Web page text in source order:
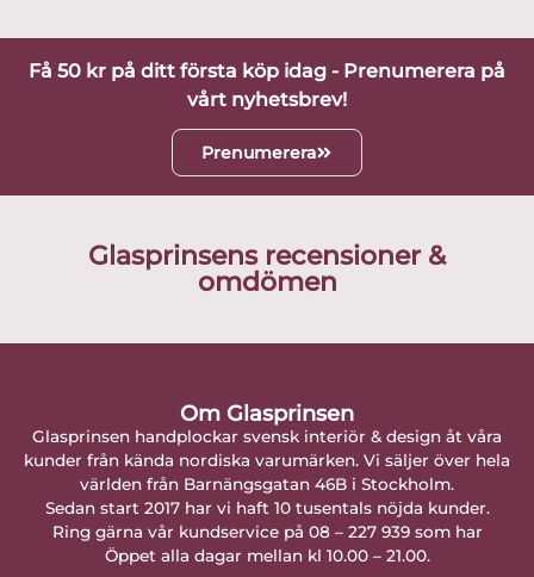
Få 50 kr på ditt första köp idag - Prenumerera på
vårt nyhetsbrev!
Prenumerera
Glasprinsens recensioner &
omdömen
Om Glasprinsen
Glasprinsen handplockar svensk interiör & design åt våra
kunder från kända nordiska varumärken. Vi säljer över hela
världen från Barnängsgatan 46B i Stockholm.
Sedan start 2017 har vi haft 10 tusentals nöjda kunder.
Ring gärna vår kundservice på 08 – 227 939 som har
Öppet alla dagar mellan kl 10.00 – 21.00.